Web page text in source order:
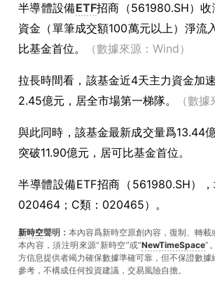
半導體設備ETF招商（561980.SH）收
資金（單筆成交額100萬元以上）淨流
比基金首位。
（數據來源：Wind）
拉長時間看，該基金近4天主力資金加
2.45億元，居全市場第一梯隊。
（數
與此同時，該基金最新成交量爲13.44
突破11.90億元，居可比基金首位。
半導體設備ETF招商（561980.SH），
020464；C類：020465）。
新時空聲明： 本內容爲新時空原創內容，復制、轉載
本內容，須注明來源“新時空”或“NewTimeSpace”
方信息提供者竭力確保數據準確可靠，但不保證數據
參考，不構成任何投資建議，交易風險自擔。